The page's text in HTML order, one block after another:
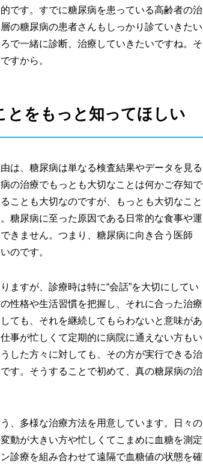
です。すでに糖尿病を患っている高齢者の治
の糖尿病の患者さんもしっかり診ていきたい
で一緒に診断、治療していきたいですね。そ
すから。
とをもっと知ってほしい
は、糖尿病は単なる検査結果やデータを見る
の治療でもっとも大切なことは何かご存知で
ことも大切なのですが、もっとも大切なこと
糖尿病に至った原因である日常的な食事や運
きません。つまり、糖尿病に向き合う医師
のです。
ますが、診療時は特に“会話”を大切にしてい
性格や生活習慣を把握し、それに合った治療
ても、それを継続してもらわないと意味があ
事が忙しくて定期的に病院に通えない方もい
した方々に対しても、その方が実行できる治
す。そうすることで初めて、真の糖尿病の治
、多様な治療方法を用意しています。日々の
動が大きい方や忙しくてこまめに血糖を測定
診療を組み合わせて遠隔で血糖値の状態を確